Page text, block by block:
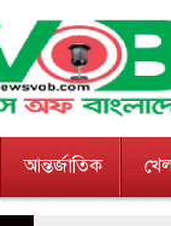
আন্তর্জাতিক